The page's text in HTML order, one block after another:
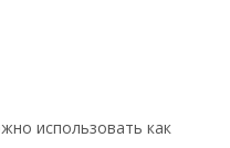
использовать как